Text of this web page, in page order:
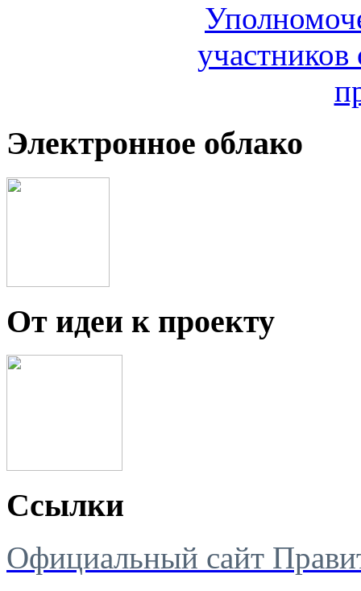
участников
Электронное облако
От идеи к проекту
Ссылки
Официальный сайт